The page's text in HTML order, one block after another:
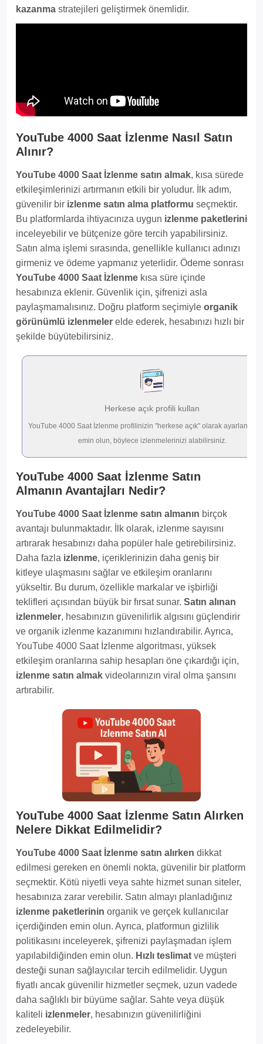
kazanma stratejileri geliştirmek önemlidir.
YouTube 4000 Saat İzlenme Nasıl Satın
Alınır?
YouTube 4000 Saat İzlenme satın almak, kısa sürede
etkileşimlerinizi artırmanın etkili bir yoludur. İlk adım,
güvenilir bir izlenme satın alma platformu seçmektir.
Bu platformlarda ihtiyacınıza uygun izlenme paketlerini
inceleyebilir ve bütçenize göre tercih yapabilirsiniz.
Satın alma işlemi sırasında, genellikle kullanıcı adınızı
girmeniz ve ödeme yapmanız yeterlidir. Ödeme sonrası
YouTube 4000 Saat İzlenme kısa süre içinde
hesabınıza eklenir. Güvenlik için, şifrenizi asla
paylaşmamalısınız. Doğru platform seçimiyle organik
görünümlü izlenmeler elde ederek, hesabınızı hızlı bir
şekilde büyütebilirsiniz.
Herkese açık profili kullan
YouTube 4000 Saat İzlenme profilinizin "herkese açık" olarak
emin olun, böylece izlenmelerinizi alabilirsiniz.
YouTube 4000 Saat İzlenme Satın
Almanın Avantajları Nedir?
YouTube 4000 Saat İzlenme satın almanın birçok
avantajı bulunmaktadır. İlk olarak, izlenme sayısını
artırarak hesabınızı daha popüler hale getirebilirsiniz.
Daha fazla izlenme, içeriklerinizin daha geniş bir
kitleye ulaşmasını sağlar ve etkileşim oranlarını
yükseltir. Bu durum, özellikle markalar ve işbirliği
teklifleri açısından büyük bir fırsat sunar. Satın alınan
izlenmeler, hesabınızın güvenilirlik algısını güçlendirir
ve organik izlenme kazanımını hızlandırabilir. Ayrıca,
YouTube 4000 Saat İzlenme algoritması, yüksek
etkileşim oranlarına sahip hesapları öne çıkardığı için,
izlenme satın almak videolarınızın viral olma şansını
artırabilir.
YouTube 4000 Saat İzlenme Satın Alırken
Nelere Dikkat Edilmelidir?
YouTube 4000 Saat İzlenme satın alırken dikkat
edilmesi gereken en önemli nokta, güvenilir bir platform
seçmektir. Kötü niyetli veya sahte hizmet sunan siteler,
hesabınıza zarar verebilir. Satın almayı planladığınız
izlenme paketlerinin organik ve gerçek kullanıcılar
içerdiğinden emin olun. Ayrıca, platformun gizlilik
politikasını inceleyerek, şifrenizi paylaşmadan işlem
yapılabildiğinden emin olun. Hızlı teslimat ve müşteri
desteği sunan sağlayıcılar tercih edilmelidir. Uygun
fiyatlı ancak güvenilir hizmetler seçmek, uzun vadede
daha sağlıklı bir büyüme sağlar. Sahte veya düşük
kaliteli izlenmeler, hesabınızın güvenilirliğini
zedeleyebilir.